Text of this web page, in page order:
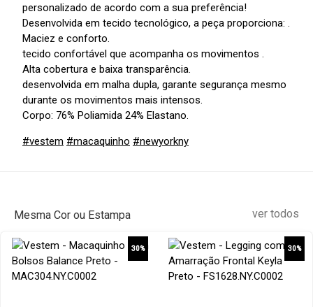
personalizado de acordo com a sua preferência!
Desenvolvida em tecido tecnológico, a peça proporciona: .
Maciez e conforto.
tecido confortável que acompanha os movimentos .
Alta cobertura e baixa transparência.
desenvolvida em malha dupla, garante segurança mesmo
durante os movimentos mais intensos.
Corpo: 76% Poliamida 24% Elastano.
#vestem #macaquinho #newyorkny
Mesma Cor ou Estampa ver todos
30% 30%